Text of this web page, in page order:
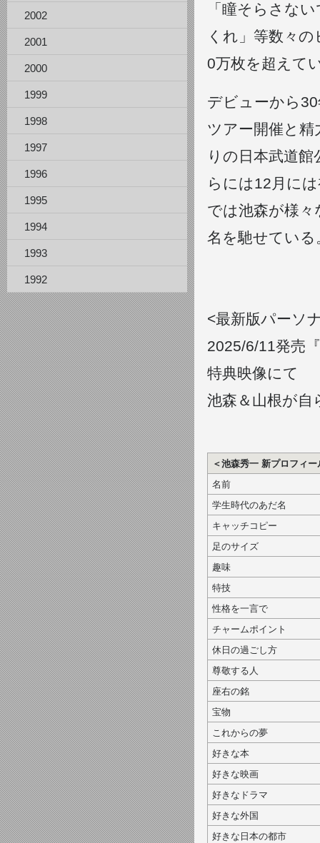
2002
2001
2000
1999
1998
1997
1996
1995
1994
1993
1992
「瞳そらさな
くれ」等数々
0万枚を超えて
デビューから
ツアー開催と
りの日本武道
らには12月に
では池森が様
名を馳せている
<最新版パーソ
2025/6/11発売『
特典映像にて
池森＆山根が
＜池森秀一 新プロフィー
名前
学生時代のあだ名
キャッチコピー
足のサイズ
趣味
特技
性格を一言で
チャームポイント
休日の過ごし方
尊敬する人
座右の銘
宝物
これからの夢
好きな本
好きな映画
好きなドラマ
好きな外国
好きな日本の都市